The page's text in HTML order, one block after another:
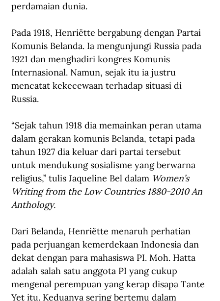
perdamaian dunia.
Pada 1918, Henriëtte bergabung dengan Partai
Komunis Belanda. Ia mengunjungi Russia pada
1921 dan menghadiri kongres Komunis
Internasional. Namun, sejak itu ia justru
mencatat kekecewaan terhadap situasi di
Russia.
“Sejak tahun 1918 dia memainkan peran utama
dalam gerakan komunis Belanda, tetapi pada
tahun 1927 dia keluar dari partai tersebut
untuk mendukung sosialisme yang berwarna
religius,” tulis Jaqueline Bel dalam Women’s
Writing from the Low Countries 1880-2010 An
Anthology.
Dari Belanda, Henriëtte menaruh perhatian
pada perjuangan kemerdekaan Indonesia dan
dekat dengan para mahasiswa PI. Moh. Hatta
adalah salah satu anggota PI yang cukup
mengenal perempuan yang kerap disapa Tante
Yet itu. Keduanya sering bertemu dalam